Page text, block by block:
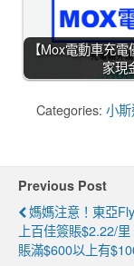
【Mox電動車充
家現
Categories: 小
Previous Post
媽媽注意！東亞
上百佳簽賬$2.22/
賬滿$600以上有